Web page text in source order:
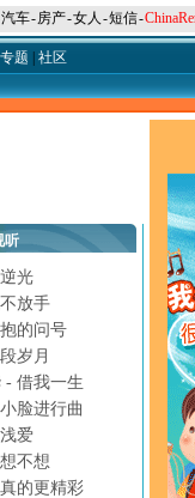
汽车-房产-女人 -短信-
专题 社区
听
光
放手
的问号
岁月
- 借我一生
脸进行曲
爱
不想
的更精彩